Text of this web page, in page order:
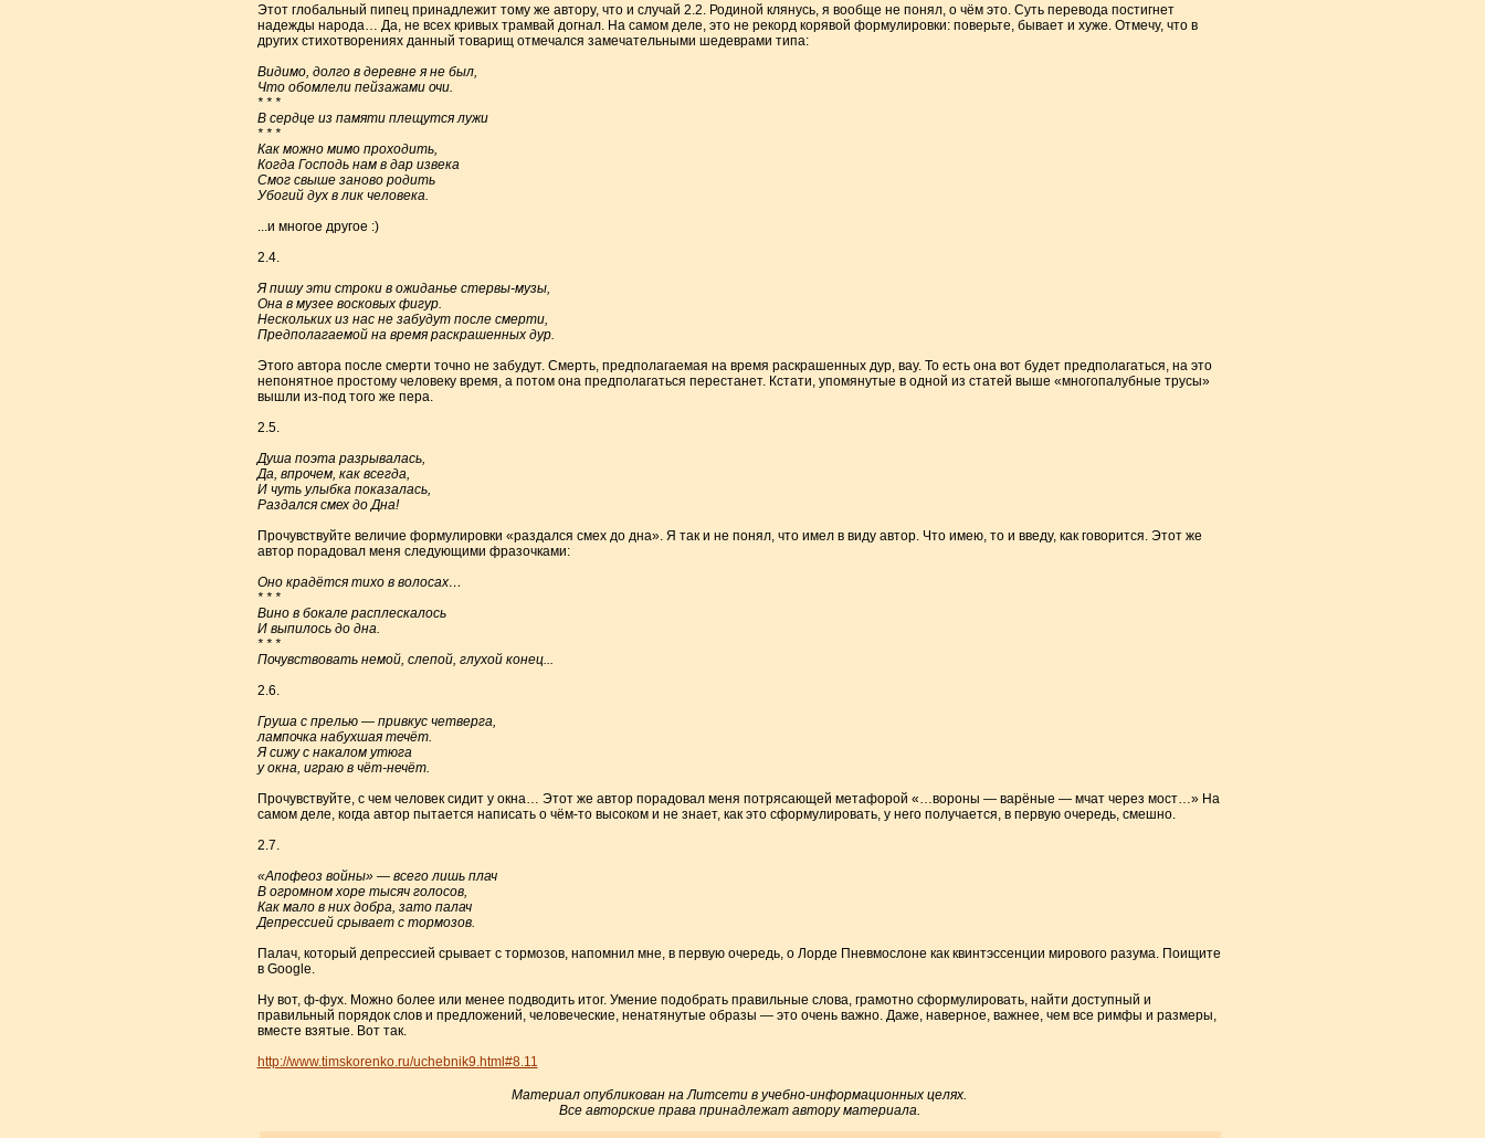
Этот глобальный пипец принадлежит тому же автору, что и случай 2.2. Родиной клянусь, я вообще не понял, о чём это. Суть перевода постигнет
надежды народа… Да, не всех кривых трамвай догнал. На самом деле, это не рекорд корявой формулировки: поверьте, бывает и хуже. Отмечу, что в
других стихотворениях данный товарищ отмечался замечательными шедеврами типа:
Видимо, долго в деревне я не был,
Что обомлели пейзажами очи.
* * *
В сердце из памяти плещутся лужи
* * *
Как можно мимо проходить,
Когда Господь нам в дар извека
Смог свыше заново родить
Убогий дух в лик человека.
...и многое другое :)
2.4.
Я пишу эти строки в ожиданье стервы-музы,
Она в музее восковых фигур.
Нескольких из нас не забудут после смерти,
Предполагаемой на время раскрашенных дур.
Этого автора после смерти точно не забудут. Смерть, предполагаемая на время раскрашенных дур, вау. То есть она вот будет предполагаться, на это
непонятное простому человеку время, а потом она предполагаться перестанет. Кстати, упомянутые в одной из статей выше «многопалубные трусы»
вышли из-под того же пера.
2.5.
Душа поэта разрывалась,
Да, впрочем, как всегда,
И чуть улыбка показалась,
Раздался смех до Дна!
Прочувствуйте величие формулировки «раздался смех до дна». Я так и не понял, что имел в виду автор. Что имею, то и введу, как говорится. Этот же
автор порадовал меня следующими фразочками:
Оно крадётся тихо в волосах…
* * *
Вино в бокале расплескалось
И выпилось до дна.
* * *
Почувствовать немой, слепой, глухой конец...
2.6.
Груша с прелью — привкус четверга,
лампочка набухшая течёт.
Я сижу с накалом утюга
у окна, играю в чёт-нечёт.
Прочувствуйте, с чем человек сидит у окна… Этот же автор порадовал меня потрясающей метафорой «…вороны — варёные — мчат через мост…» На
самом деле, когда автор пытается написать о чём-то высоком и не знает, как это сформулировать, у него получается, в первую очередь, смешно.
2.7.
«Апофеоз войны» — всего лишь плач
В огромном хоре тысяч голосов,
Как мало в них добра, зато палач
Депрессией срывает с тормозов.
Палач, который депрессией срывает с тормозов, напомнил мне, в первую очередь, о Лорде Пневмослоне как квинтэссенции мирового разума. Поищите
в Google.
Ну вот, ф-фух. Можно более или менее подводить итог. Умение подобрать правильные слова, грамотно сформулировать, найти доступный и
правильный порядок слов и предложений, человеческие, ненатянутые образы — это очень важно. Даже, наверное, важнее, чем все римфы и размеры,
вместе взятые. Вот так.
http://www.timskorenko.ru/uchebnik9.html#8.11
Материал опубликован на Литсети в учебно-информационных целях.
Все авторские права принадлежат автору материала.